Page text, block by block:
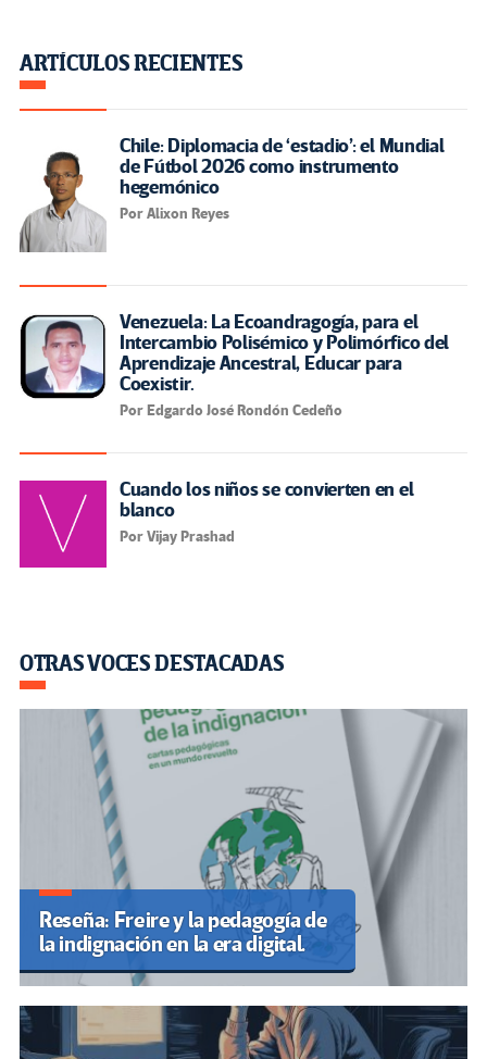
ARTÍCULOS RECIENTES
Chile: Diplomacia de ‘estadio’: el Mundial
de Fútbol 2026 como instrumento
hegemónico
Por Alixon Reyes
Venezuela: La Ecoandragogía, para el
Intercambio Polisémico y Polimórfico del
Aprendizaje Ancestral, Educar para
Coexistir.
Por Edgardo José Rondón Cedeño
Cuando los niños se convierten en el
blanco
Por Vijay Prashad
OTRAS VOCES DESTACADAS
Reseña: Freire y la pedagogía de
la indignación en la era digital.